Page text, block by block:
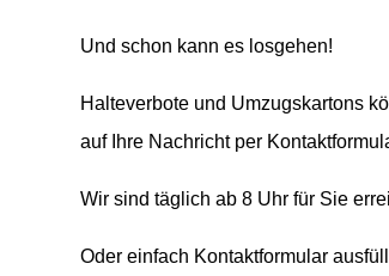
Und schon kann es losgehen!
Halteverbote und Umzugskartons
auf Ihre Nachricht per
Wir sind täglich ab 8 Uhr für Sie
Oder einfach Kontaktformular